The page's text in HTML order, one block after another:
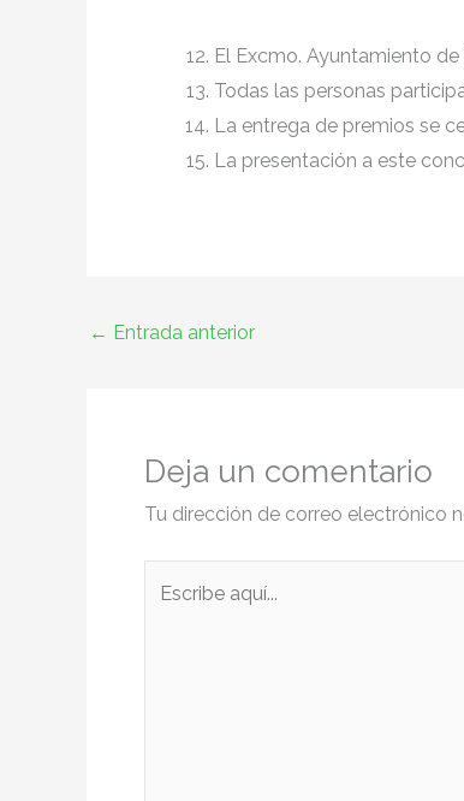
El Excmo. Ayuntamiento
Todas las personas
La entrega de premios se
La presentación a este
← Entrada anterior
Deja un comentario
Tu dirección de correo electrónico